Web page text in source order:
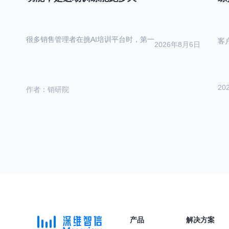
作者：销研院
2026年8月6日
很多销售管理者在挑AI培训平台时，第一 客
产品 解决方案